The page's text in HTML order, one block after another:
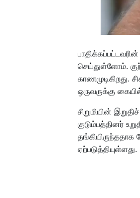
செய்துள்ளோம்.
காணமுடிகிறது.
ஒருவருக்கு
சிறுமியின்
குடும்பத்தினர்
தங்கியிருந்ததாக
ஏற்படுத்தியுள்ளது.